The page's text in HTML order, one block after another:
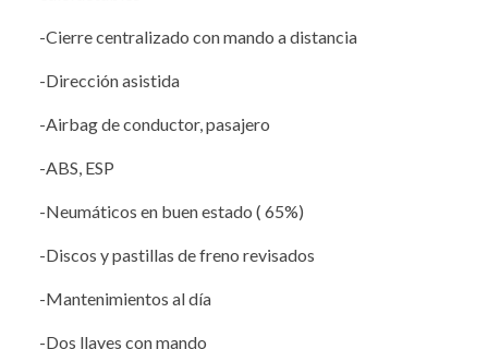
-Cierre centralizado con mando a distancia
-Dirección asistida
-Airbag de conductor, pasajero
-ABS, ESP
-Neumáticos en buen estado ( 65%)
-Discos y pastillas de freno revisados
-Mantenimientos al día
-Dos llaves con mando